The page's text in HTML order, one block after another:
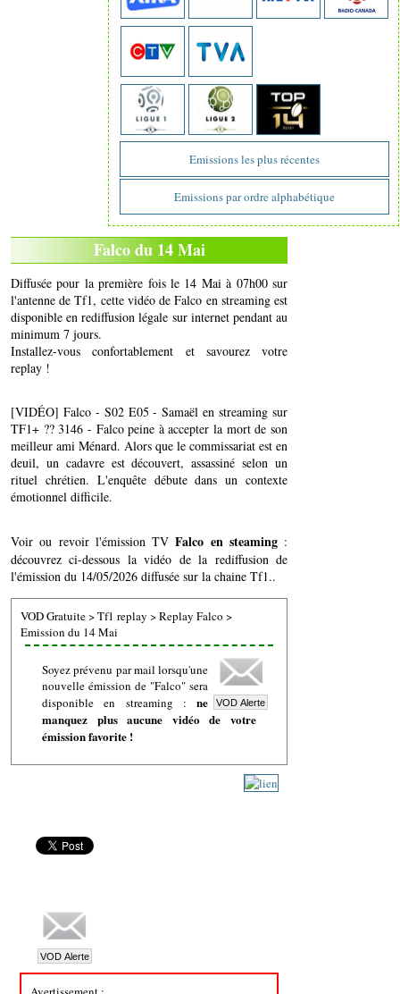
Emissions les plus récentes
Emissions par ordre alphabétique
Falco du 14 Mai
Diffusée pour la première fois le 14 Mai à 07h00 sur
l'antenne de Tf1, cette vidéo de Falco en streaming est
disponible en rediffusion légale sur internet pendant au
minimum 7 jours.
Installez-vous confortablement et savourez votre
replay !
[VIDÉO] Falco - S02 E05 - Samaël en streaming sur
TF1+ ?? 3146 - Falco peine à accepter la mort de son
meilleur ami Ménard. Alors que le commissariat est en
deuil, un cadavre est découvert, assassiné selon un
rituel chrétien. L'enquête débute dans un contexte
émotionnel difficile.
Voir ou revoir l'émission TVFalco en steaming:
découvrez ci-dessous la vidéo de la rediffusion de
l'émission du 14/05/2026 diffusée sur la chaine Tf1..
VOD Gratuite>Tf1 replay >Replay Falco >
Emission du 14 Mai
Soyez prévenu par mail lorsqu'une
nouvelle émission de "Falco" sera
disponible en streaming : ne
manquez plus aucune vidéo de votre
émission favorite !